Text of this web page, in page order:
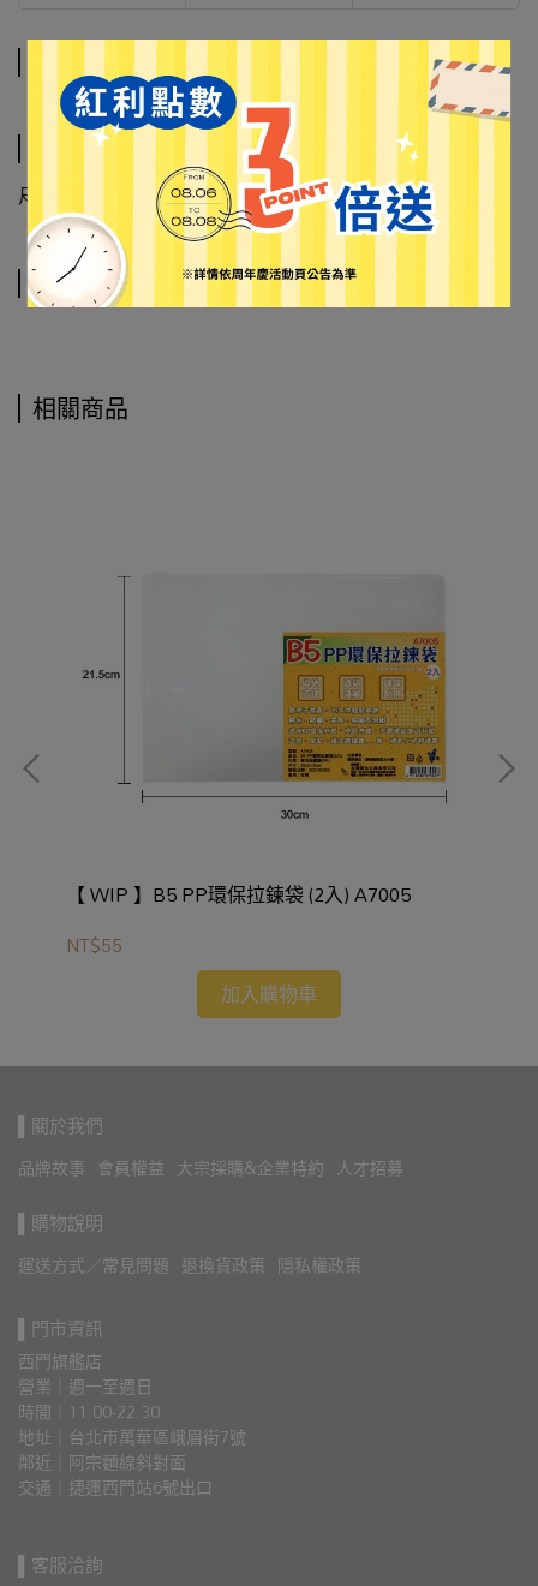
規格說明
尺寸: 15mm×7m
運送方式
相關商品
【 WIP 】B5 PP環保拉鍊袋 (2入) A7005
NT$55
加入購物車
▌關於我們
品牌故事 會員權益 大宗採購&企業特約 人才招募
▌購物說明
運送方式／常見問題 退換貨政策 隱私權政策
▌門市資訊
西門旗艦店
營業｜週一至週日
時間｜11:00-22:30
地址｜台北市萬華區峨眉街7號
鄰近｜阿宗麵線斜對面
交通｜捷運西門站6號出口
▌客服洽詢